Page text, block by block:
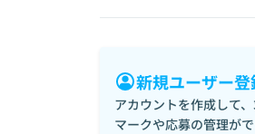
新規ユーザー登
アカウントを作成して
マークや応募の管理がで